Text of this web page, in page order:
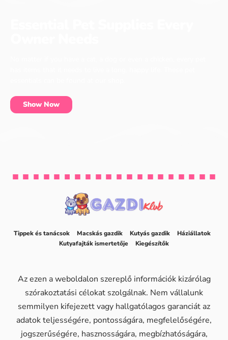
Show Now
Tippek és tanácsok Macskás gazdik Kutyás gazdik
Háziállatok
Kutyafajták ismertetője
Kiegészítők
Az ezen a weboldalon szereplő információk kizárólag
szórakoztatási célokat szolgálnak. Nem vállalunk
semmilyen kifejezett vagy hallgatólagos garanciát az
adatok teljességére, pontosságára, megfelelőségére,
jogszerűségére, hasznosságára, megbízhatóságára,